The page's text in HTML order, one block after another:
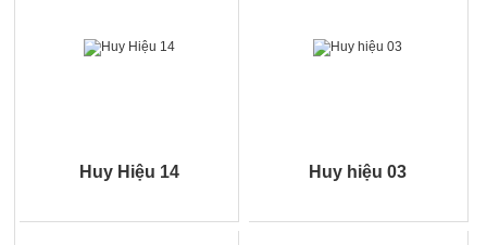
Huy Hiệu 14 Huy hiệu 03